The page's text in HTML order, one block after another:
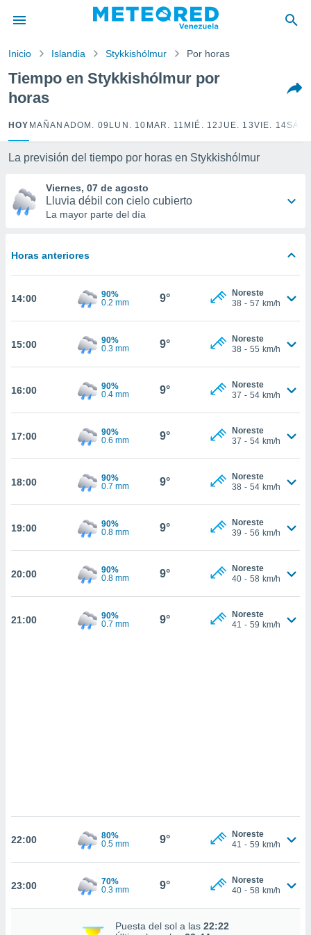
ha
por
para
que se
calidad.
a este
las
y
forma
digital
seguir
la
todas
nuestros
análisis
así como
en
aceptar
CONTINUAR
Inicio Islandia Stykkishólmur Por horas
Tiempo en Stykkishólmur por
horas
HOY MAÑANA DOM. 09 LUN. 10 MAR. 11 MIÉ. 12JUE. 13VIE. 14
La previsión del tiempo por horas en Stykkishólmur
Viernes, 07 de agosto
Lluvia débil con cielo cubierto
La mayor parte del día
Horas anteriores
14:00
90%
0.2 mm
9°
Noreste
38 - 57 km/h
15:00
90%
0.3 mm
9°
Noreste
38 - 55 km/h
16:00
90%
0.4 mm
9°
Noreste
37 - 54 km/h
17:00
90%
0.6 mm
9°
Noreste
37 - 54 km/h
18:00
90%
0.7 mm
9°
Noreste
38 - 54 km/h
19:00
90%
0.8 mm
9°
Noreste
39 - 56 km/h
20:00
90%
0.8 mm
9°
Noreste
40 - 58 km/h
21:00
90%
0.7 mm
9°
Noreste
41 - 59 km/h
22:00
80%
0.5 mm
9°
Noreste
41 - 59 km/h
23:00
70%
0.3 mm
9°
Noreste
40 - 58 km/h
Puesta del sol a las 22:22